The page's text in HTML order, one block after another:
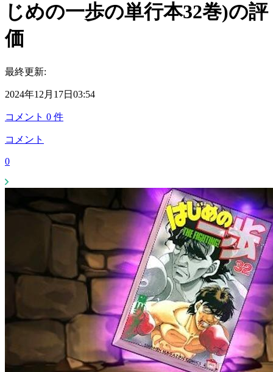
じめの一歩の単行本32巻)の評
価
最終更新:
2024年12月17日03:54
コメント 0 件
コメント
0